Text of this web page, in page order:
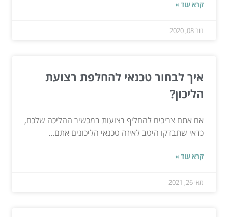
קרא עוד »
נוב 08, 2020
איך לבחור טכנאי להחלפת רצועת
הליכון?
אם אתם צריכים להחליף רצועות במכשיר ההליכה שלכם,
כדאי שתבדקו היטב לאיזה טכנאי הליכונים אתם...
קרא עוד »
מאי 26, 2021